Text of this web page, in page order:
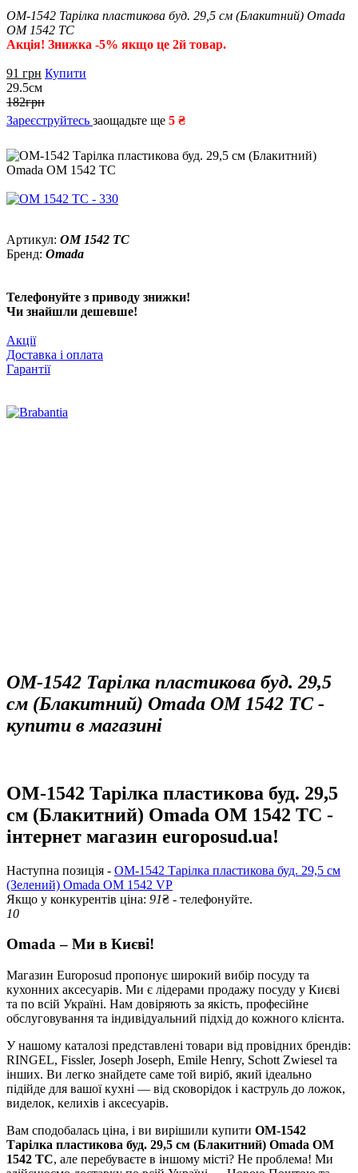
OM-1542 Тарілка пластикова буд. 29,5 см (Блакитний) Omada
OM 1542 TC
Акція! Знижка -5% якщо це 2й товар.
91 грн Купити
29.5см
182грн
Зареєструйтесь заощадьте ще 5 ₴
Артикул: OM 1542 TC
Бренд: Omada
Телефонуйте з приводу знижки!
Чи знайшли дешевше!
Акції
Доставка і оплата
Гарантії
OM-1542 Тарілка пластикова буд. 29,5
см (Блакитний) Omada OM 1542 TC -
купити в магазині
OM-1542 Тарілка пластикова буд. 29,5
см (Блакитний) Omada OM 1542 TC -
інтернет магазин europosud.ua!
Наступна позиція - OM-1542 Тарілка пластикова буд. 29,5 см
(Зелений) Omada OM 1542 VP
Якщо у конкурентів ціна: 91₴ - телефонуйте.
10
Omada – Ми в Києві!
Магазин Europosud пропонує широкий вибір посуду та
кухонних аксесуарів. Ми є лідерами продажу посуду у Києві
та по всій Україні. Нам довіряють за якість, професійне
обслуговування та індивідуальний підхід до кожного клієнта.
У нашому каталозі представлені товари від провідних брендів:
RINGEL, Fissler, Joseph Joseph, Emile Henry, Schott Zwiesel та
інших. Ви легко знайдете саме той виріб, який ідеально
підійде для вашої кухні — від сковорідок і каструль до ложок,
виделок, келихів і аксесуарів.
Вам сподобалась ціна, і ви вирішили купити OM-1542
Тарілка пластикова буд. 29,5 см (Блакитний) Omada OM
1542 TC, але перебуваєте в іншому місті? Не проблема! Ми